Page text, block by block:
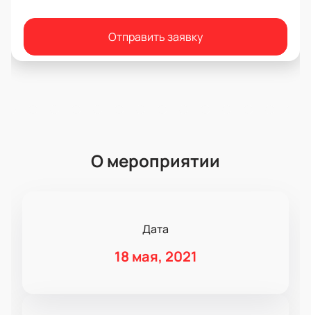
Отправить заявку
О мероприятии
Дата
18 мая, 2021